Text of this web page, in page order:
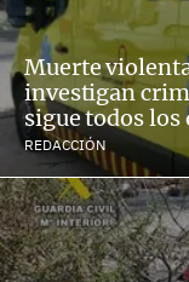
Muerte
investigan
sigue todos los
REDACCIÓN